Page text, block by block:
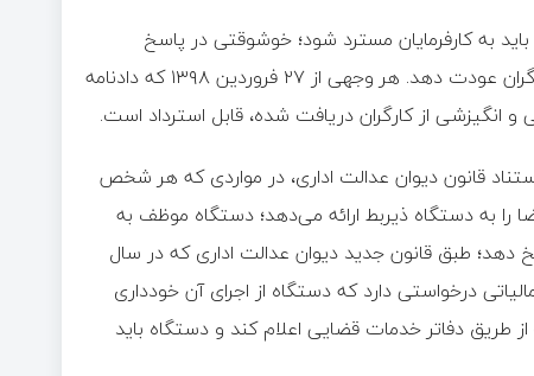
به کارفرمایان مسترد شود؛ خوشوقتی در پاسخ
می‌گوید: خیر، سازمان امور مالیاتی باید این وجوه را مستقیماً به کارگران عودت دهد. هر وجهی از ۲۷ فروردین ۱۳۹۸ که دادنامه
قانون دیوان عدالت اداری، در مواردی که هر شخص
را به دستگاه ذیربط ارائه می‌دهد؛ دستگاه موظف به
طبق قانون جدید دیوان عدالت اداری که در سال
درخواستی دارد که دستگاه از اجرای آن خودداری
طریق دفاتر خدمات قضایی اعلام کند و دستگاه باید